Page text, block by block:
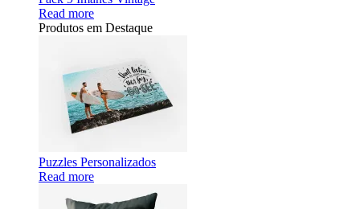
Read more
Produtos em Destaque
Puzzles Personalizados
Read more